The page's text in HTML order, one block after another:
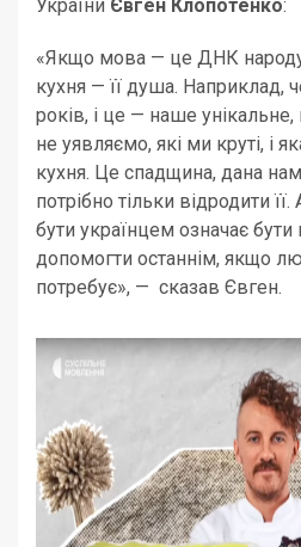
України Євген Клопотенко:
«Якщо мова — це ДНК
кухня — її душа. Наприклад,
років, і це — наше
не уявляємо, які ми круті, і
кухня. Це спадщина, дана
потрібно тільки відродити
бути українцем означає
допомогти останнім, якщо
потребує», — сказав Євген.